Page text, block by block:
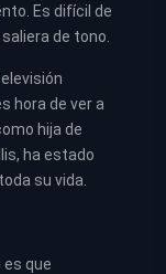
Es difícil de
de tono.
hora de ver a
hija de
ha estado
su vida.
es que